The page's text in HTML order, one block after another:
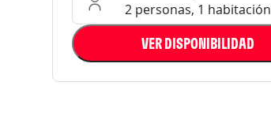
2 personas, 1 habitación
VER DISPONIBILIDAD